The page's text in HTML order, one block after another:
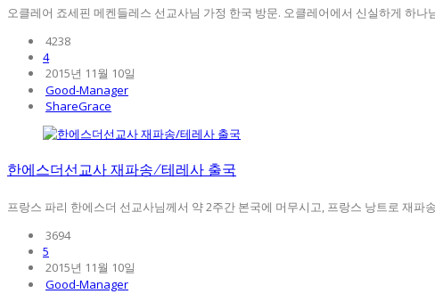
오클레어 죠세핀 메켄들레스 선교사님 가정 한국 방문. 오클레어에서 신실하게 하
4238
4
2015년 11월 10일
Good-Manager
ShareGrace
한에스더선교사 재파송/테레사 출국
프랑스 파리 한에스더 선교사님께서 약 2주간 본국에 머무시고, 프랑스 낭트로 재
3694
5
2015년 11월 10일
Good-Manager